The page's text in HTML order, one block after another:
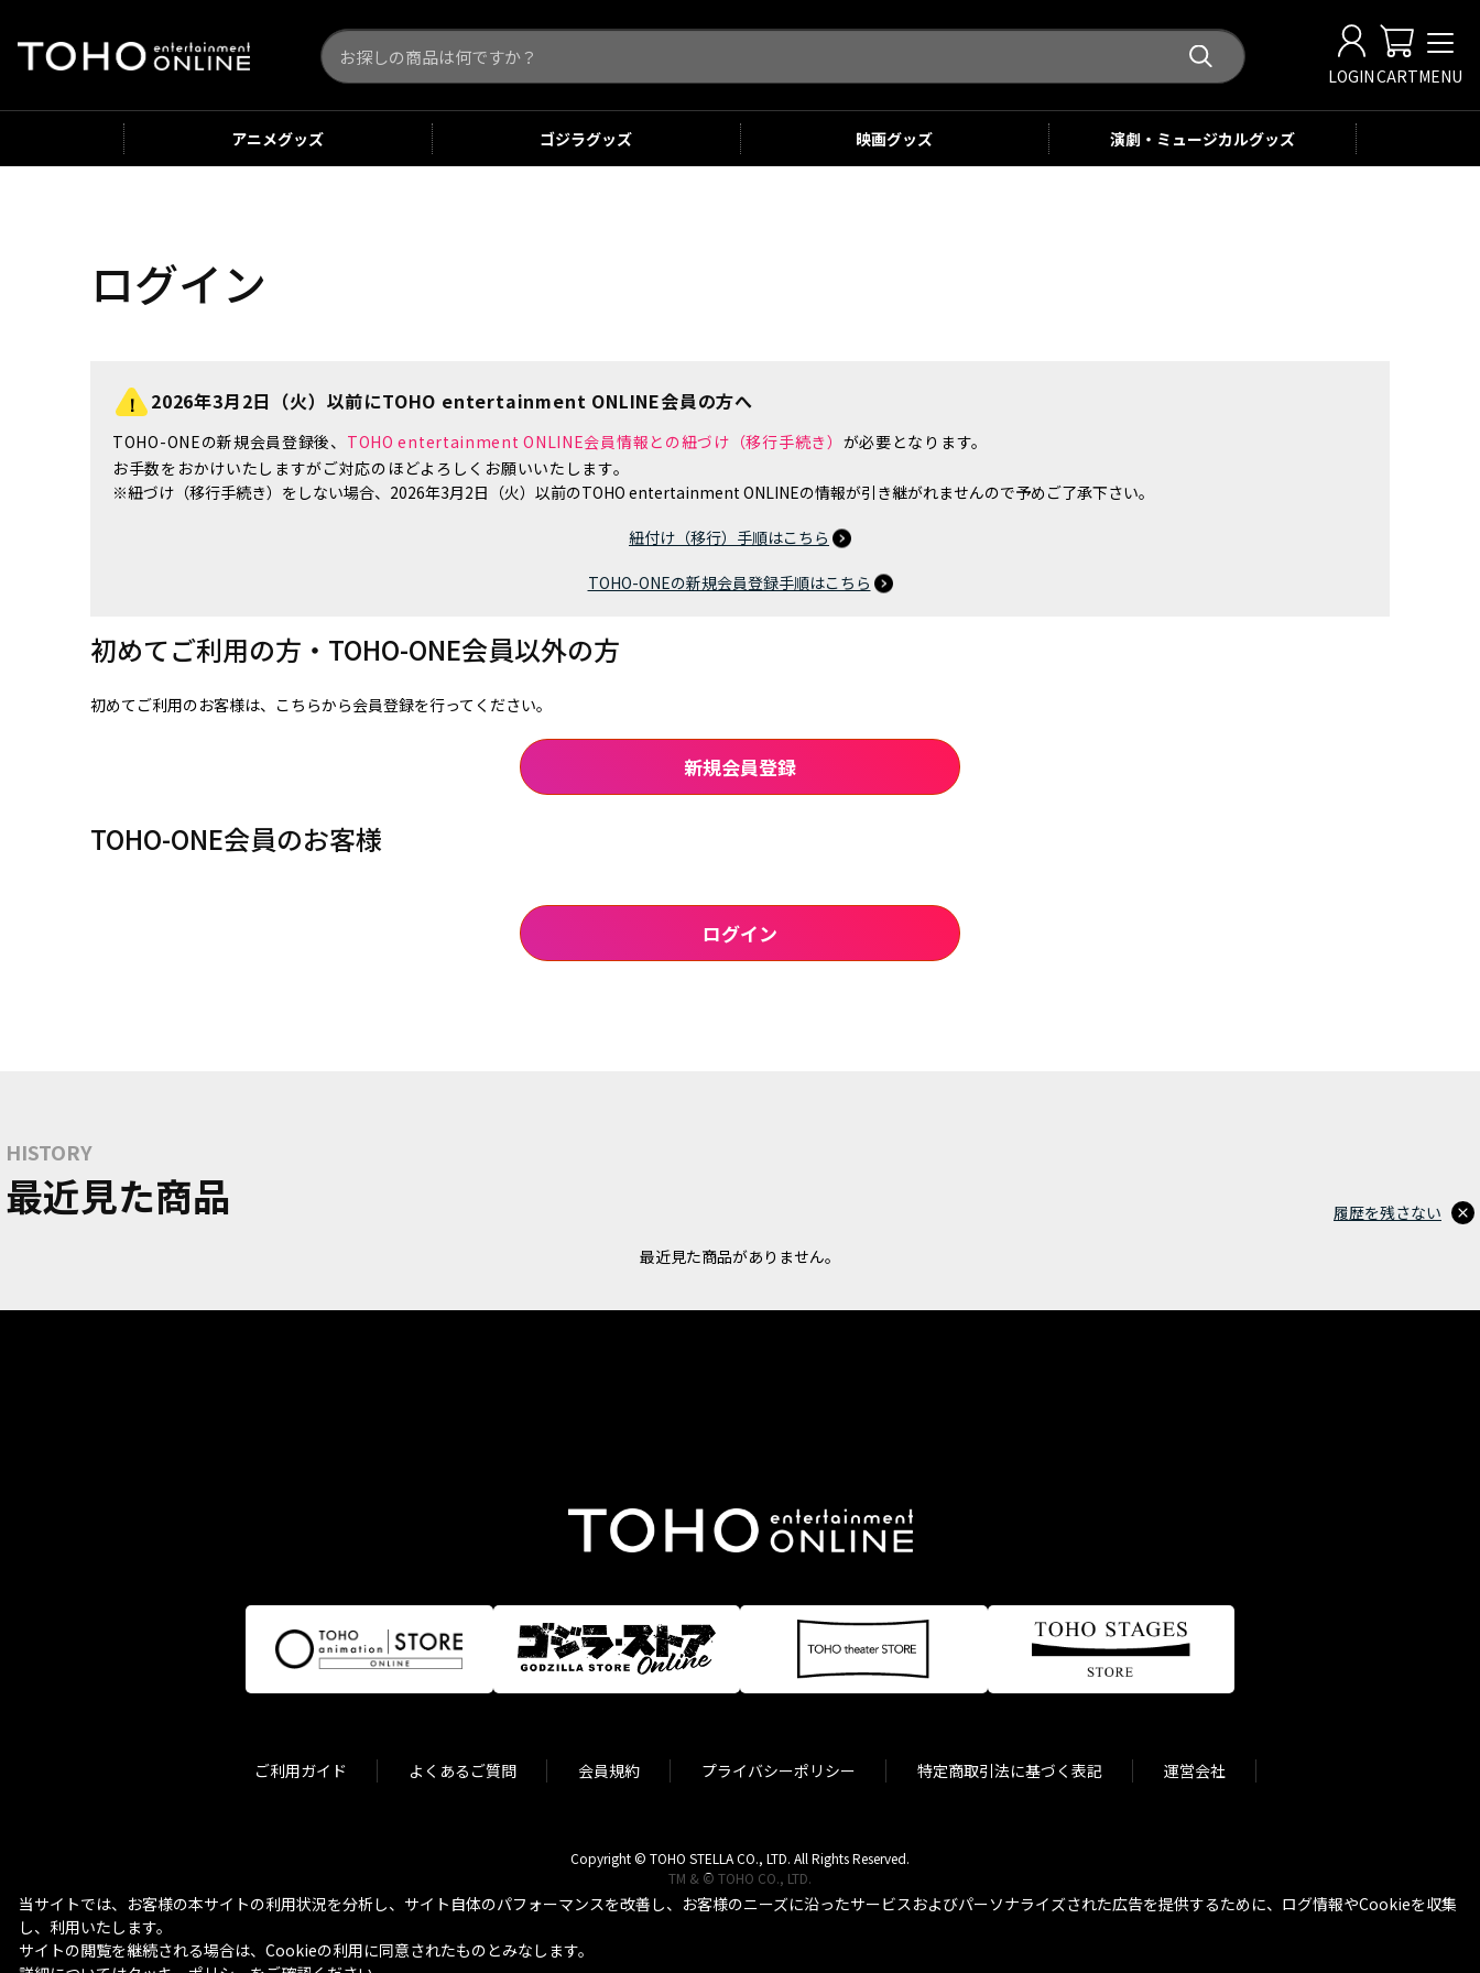
LOGINCARTMENU
アニメグッズ ゴジラグッズ 映画グッズ 演劇・ミュージカルグッズ
ログイン
2026年3月2日（火）以前にTOHO entertainment ONLINE会員の方へ
TOHO-ONEの新規会員登録後、 TOHO entertainment ONLINE会員情報との紐づけ（移行手続き） が必要となります。
お手数をおかけいたしますがご対応のほどよろしくお願いいたします。
※紐づけ（移行手続き）をしない場合、2026年3月2日（火）以前のTOHO entertainment ONLINEの情報が引き継がれませんので予めご了承下さい。
紐付け（移行）手順はこちら
TOHO-ONEの新規会員登録手順はこちら
初めてご利用の方・TOHO-ONE会員以外の方
初めてご利用のお客様は、こちらから会員登録を行ってください。
TOHO-ONE会員のお客様
HISTORY
最近見た商品
最近見た商品がありません。
履歴を残さない
ご利用ガイド よくあるご質問 会員規約 プライバシーポリシー 特定商取引法に基づく表記 運営会社
Copyright © TOHO STELLA CO., LTD. All Rights Reserved.
TM & © TOHO CO., LTD.
当サイトでは、お客様の本サイトの利用状況を分析し、サイト自体のパフォーマンスを改善し、お客様のニーズに沿ったサービスおよびパーソナライズされた広告を提供するために、ログ情報やCookieを収集
し、利用いたします。
サイトの閲覧を継続される場合は、Cookieの利用に同意されたものとみなします。